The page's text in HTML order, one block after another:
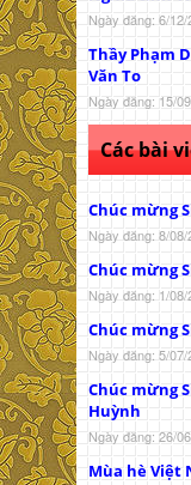
Ngày đăng: 6/
Thầy Phạm
Văn To
Ngày đăng: 15/
Các bài
Chúc mừng
Ngày đăng: 8/
Chúc mừng
Ngày đăng: 1/
Chúc mừng
Ngày đăng: 5/
Chúc mừng
Huỳnh
Ngày đăng: 26/
Mùa hè Việt